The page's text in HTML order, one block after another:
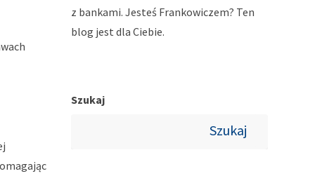
z bankami. Jesteś Frankowiczem? Ten
blog jest dla Ciebie.
Szukaj
Szukaj